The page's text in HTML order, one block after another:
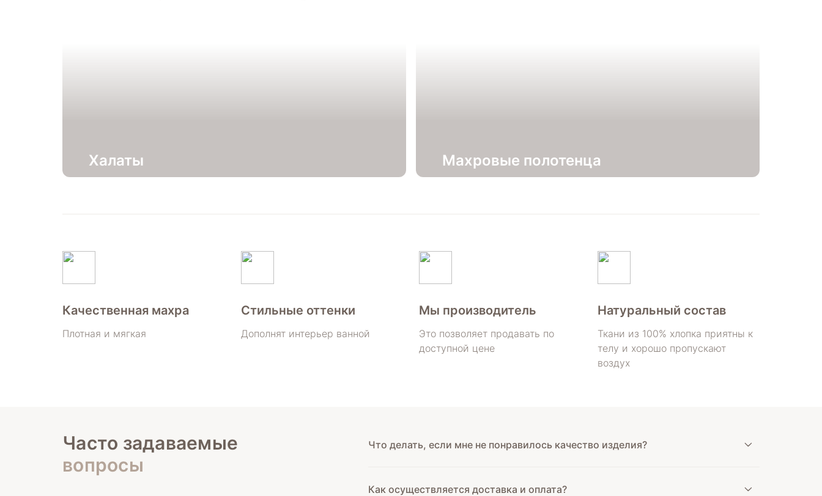
Халаты Махровые полотенца
Качественная махра
Плотная и мягкая
Стильные оттенки
Дополнят интерьер ванной
Мы производитель
Это позволяет продавать по
доступной цене
Натуральный состав
Ткани из 100% хлопка приятны к
телу и хорошо пропускают
воздух
Часто задаваемые
вопросы
Что делать, если мне не понравилось качество изделия?
Как осуществляется доставка и оплата?